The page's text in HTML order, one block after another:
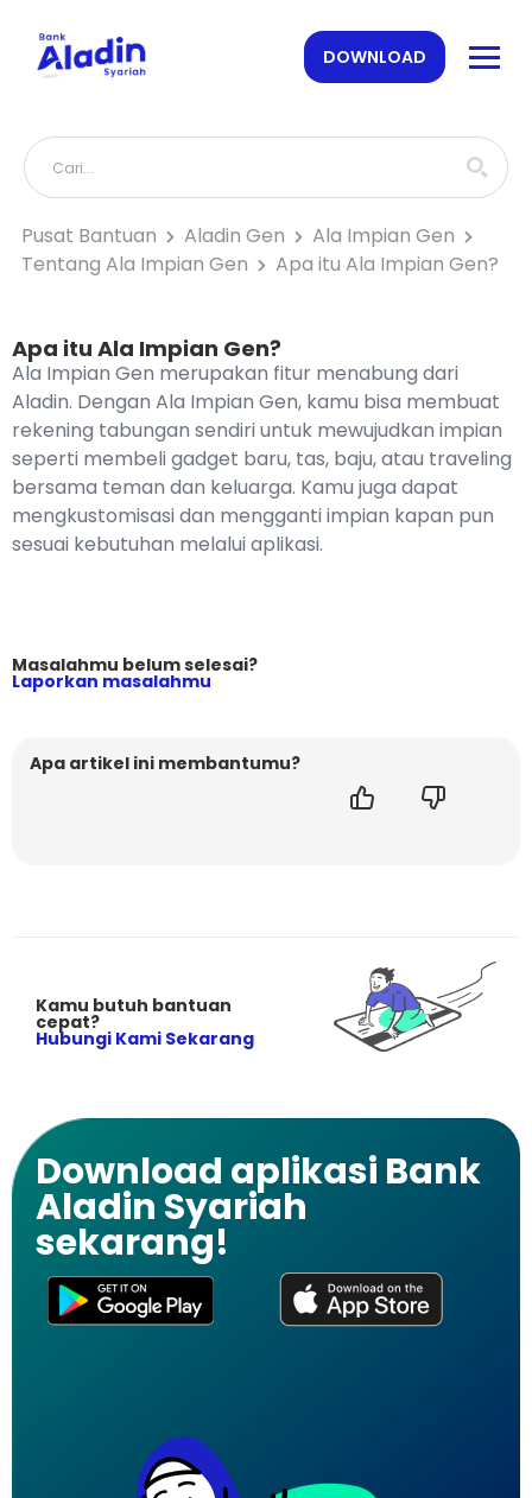
DOWNLOAD
Pusat Bantuan Aladin Gen
Ala Impian Gen
Tentang Ala Impian Gen
Apa itu Ala Impian Gen?
Apa itu Ala Impian Gen?
Ala Impian Gen merupakan fitur menabung dari
Aladin. Dengan Ala Impian Gen, kamu bisa membuat
rekening tabungan sendiri untuk mewujudkan impian
seperti membeli gadget baru, tas, baju, atau traveling
bersama teman dan keluarga. Kamu juga dapat
mengkustomisasi dan mengganti impian kapan pun
sesuai kebutuhan melalui aplikasi.
Masalahmu belum selesai?
Laporkan masalahmu
Apa artikel ini membantumu?
Kamu butuh bantuan
cepat?
Hubungi Kami Sekarang
Download aplikasi Bank
Aladin Syariah
sekarang!